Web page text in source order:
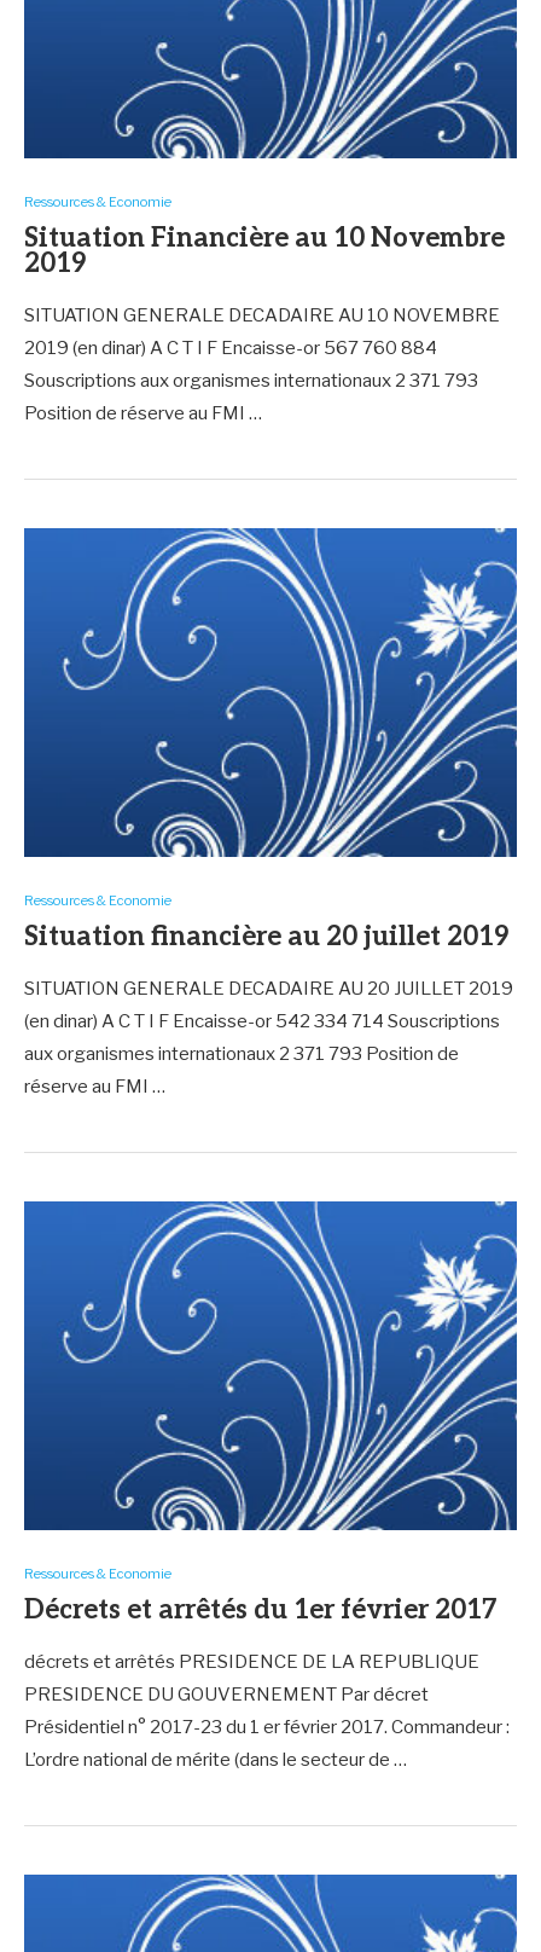
Ressources & Economie
Situation Financière au 10 Novembre
2019
SITUATION GENERALE DECADAIRE AU 10 NOVEMBRE
2019 (en dinar) A C T I F Encaisse-or 567 760 884
Souscriptions aux organismes internationaux 2 371 793
Position de réserve au FMI …
Ressources & Economie
Situation financière au 20 juillet 2019
SITUATION GENERALE DECADAIRE AU 20 JUILLET 2019
(en dinar) A C T I F Encaisse-or 542 334 714 Souscriptions
aux organismes internationaux 2 371 793 Position de
réserve au FMI …
Ressources & Economie
Décrets et arrêtés du 1er février 2017
décrets et arrêtés PRESIDENCE DE LA REPUBLIQUE
PRESIDENCE DU GOUVERNEMENT Par décret
Présidentiel n° 2017-23 du 1 er février 2017. Commandeur :
L’ordre national de mérite (dans le secteur de …